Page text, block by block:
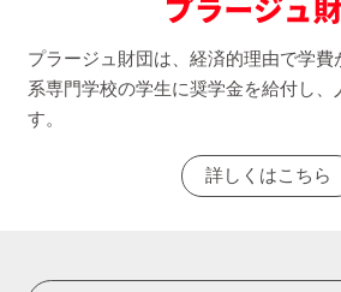
プラージュ財団は、経済的理由で学費
系専門学校の学生に奨学金を給付し、
す。
詳しくはこちら